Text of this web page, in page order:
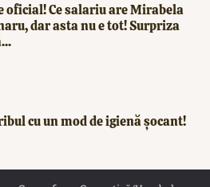
oficial! Ce salariu are Mirabela
dar asta nu e tot! Surpriza
cu un mod de igienă șocant!